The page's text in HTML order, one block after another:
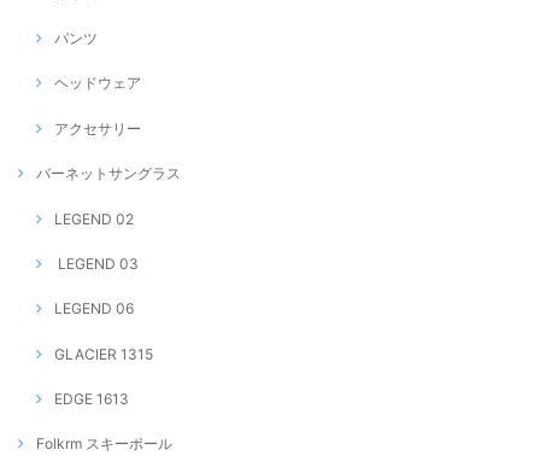
パンツ
ヘッドウェア
アクセサリー
バーネットサングラス
LEGEND 02
LEGEND 03
LEGEND 06
GLACIER 1315
EDGE 1613
Folkrm スキーポール